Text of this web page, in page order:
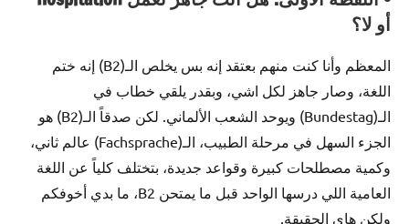
أو لا؟
المعظم وأنا كنت منهم بعتقد إنه بس يخلص الـ(B2) إنه ختم
اللغة، وصار جاهز لكل اشي، وبقدر يلقي خطاب في
الـ(Bundestag) ويوحد الشعب الألماني. لكن صدقاً الـ(B2) هو
الجزء السهل في مرحلة الطبيب، الـ(Fachsprache) عالم ثاني،
وكمية مصطلحات كبيرة وقواعد جديدة، بتختلف كلياً عن اللغة
العامية اللي درسها الواحد قبل ما يمتحن B2، ما بدي أخوفكم
ولكن هاي الحقيقة.